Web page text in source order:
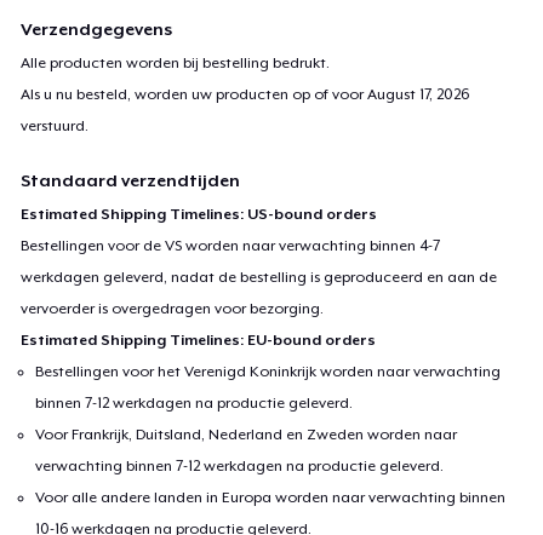
Verzendgegevens
Alle producten worden bij bestelling bedrukt.
Als u nu besteld, worden uw producten op of voorAugust 17, 2026
verstuurd.
Standaard verzendtijden
Estimated Shipping Timelines: US-bound orders
Bestellingen voor de VS worden naar verwachting binnen 4-7
werkdagen geleverd, nadat de bestelling is geproduceerd en aan de
vervoerder is overgedragen voor bezorging.
Estimated Shipping Timelines: EU-bound orders
Bestellingen voor het Verenigd Koninkrijk worden naar verwachting
binnen 7-12 werkdagen na productie geleverd.
Voor Frankrijk, Duitsland, Nederland en Zweden worden naar
verwachting binnen 7-12 werkdagen na productie geleverd.
Voor alle andere landen in Europa worden naar verwachting binnen
10-16 werkdagen na productie geleverd.